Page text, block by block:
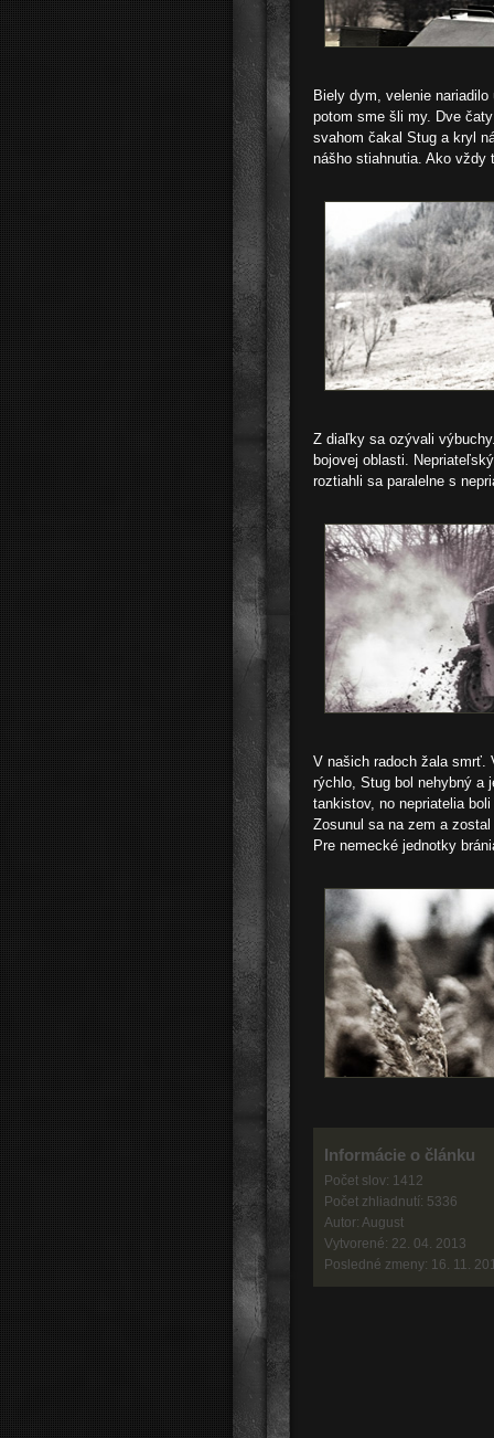
Biely dym, velenie
potom sme šli my. Dve
svahom čakal Stug a kryl
nášho stiahnutia. Ako
Z diaľky sa ozývali
bojovej oblasti.
roztiahli sa paralelne s
V našich radoch žala smrť.
rýchlo, Stug bol nehybný a
tankistov, no nepriatelia
Zosunul sa na zem a
Pre nemecké jednotky
Informácie o článku
Počet slov: 1412
Počet zhliadnutí: 5336
Autor: August
Vytvorené: 22. 04. 2013
Posledné zmeny: 16. 11.